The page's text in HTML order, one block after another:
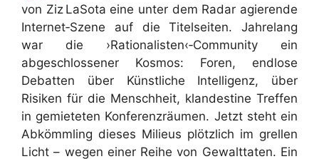
von Ziz LaSota eine unter dem Radar agierende
Internet‑Szene auf die Titelseiten. Jahrelang
war die ›Rationalisten‹‑Community ein
abgeschlossener Kosmos: Foren, endlose
Debatten über Künstliche Intelligenz, über
Risiken für die Menschheit, klandestine Treffen
in gemieteten Konferenzräumen. Jetzt steht ein
Abkömmling dieses Milieus plötzlich im grellen
Licht – wegen einer Reihe von Gewalttaten. Ein